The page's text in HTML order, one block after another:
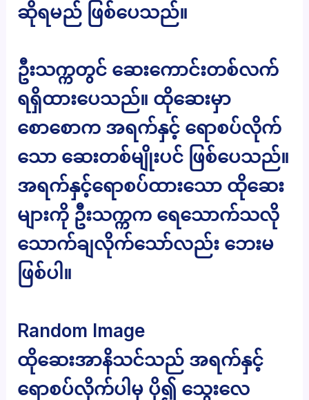
ဆိုရမည် ဖြစ်ပေသည်။
ဦးသက္ကတွင် ဆေးကောင်းတစ်လက်
ရရှိထားပေသည်။ ထိုဆေးမှာ
စောစောက အရက်နှင့် ရောစပ်လိုက်
သော ဆေးတစ်မျိုးပင် ဖြစ်ပေသည်။
အရက်နှင့်ရောစပ်ထားသော ထိုဆေး
များကို ဦးသက္ကက ရေသောက်သလို
သောက်ချလိုက်သော်လည်း ဘေးမ
ဖြစ်ပါ။
Random Image
ထိုဆေးအာနိသင်သည် အရက်နှင့်
ရောစပ်လိုက်ပါမှ ပို၍ သွေးလေ